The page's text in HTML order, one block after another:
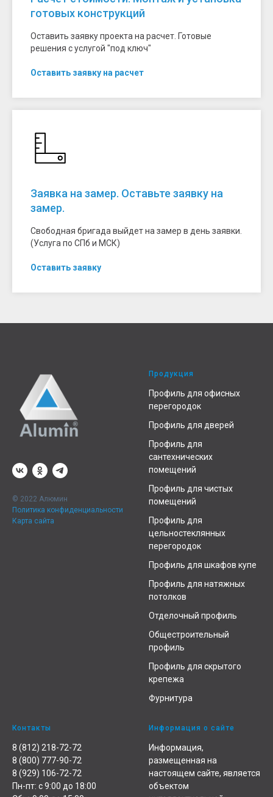
готовых конструкций
Оставить заявку проекта на расчет. Готовые
решения с услугой "под ключ"
Оставить заявку на расчет
Заявка на замер. Оставьте заявку на
замер.
Свободная бригада выйдет на замер в день заявки.
(Услуга по СПб и МСК)
Оставить заявку
© 2022 Алюмин
Политика конфиденциальности
Карта сайта
Продукция
Профиль для офисных
перегородок
Профиль для дверей
Профиль для
сантехнических
помещений
Профиль для чистых
помещений
Профиль для
цельностеклянных
перегородок
Профиль для шкафов купе
Профиль для натяжных
потолков
Отделочный профиль
Общестроительный
профиль
Профиль для скрытого
крепежа
Фурнитура
Контакты
8 (812) 218-72-72
8 (800) 777-90-72
8 (929) 106-72-72
Пн-пт: с 9:00 до 18:00
Информация о сайте
Информация,
размещенная на
настоящем сайте, является
объектом